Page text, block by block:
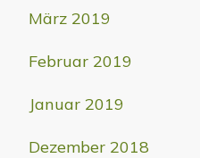
März 2019
Februar 2019
Januar 2019
Dezember 2018